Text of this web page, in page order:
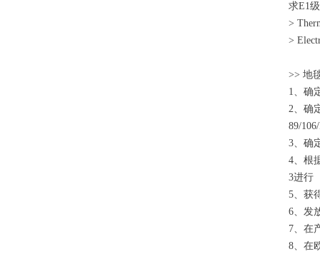
求E1级
>
>
>> 地
1、确
2、确
89/
3、确
4、根
3进行
5、获
6、发
7、在
8、在